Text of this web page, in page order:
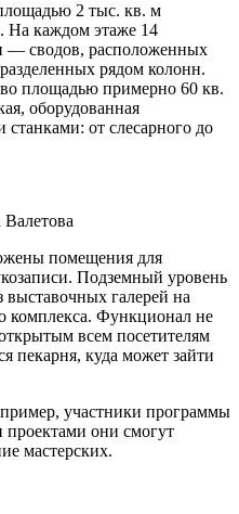
2 тыс. кв. м
На каждом этаже 14
— сводов, расположенных
рядом колонн.
площадью примерно 60 кв.
оборудованная
от слесарного до
помещения для
Подземный уровень
выставочных галерей на
комплекса. Функционал не
всем посетителям
пекарня, куда может зайти
участники программы
они смогут
мастерских.